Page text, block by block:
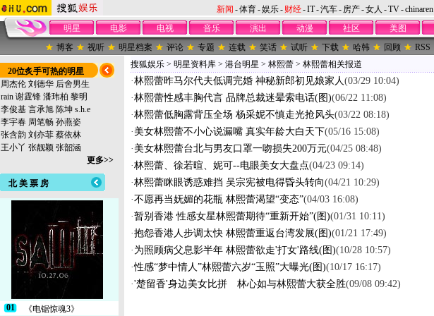
新闻 -体育-娱乐- 财经-IT-汽车- 房产-女人 -TV-chinaren
明星
电影 电视 音乐 演出 动漫 社区 美图
博客
视听 明星档案 评论 专题 连载 笑话 试听 下载 哈韩 回顾 RSS
20位炙手可热的明星
周杰伦 刘德华 后舍男生
rain 谢霆锋 潘玮柏 黎明
李俊基 言承旭 陈坤 s.h.e
李宇春 周笔畅 孙燕姿
张含韵 刘亦菲 蔡依林
王小丫 张靓颖 张韶涵
更多>>
北 美 票 房
01 《电锯惊魂3》
搜狐娱乐 > 明星资料库 > 港台明星 > 林熙蕾 > 林熙蕾相关报道
·林熙蕾昨马尔代夫低调完婚 神秘新郎初见娘家人(03/29 10:04)
·林熙蕾性感丰胸代言 品牌总裁迷晕索电话(图)(06/22 11:08)
·林熙蕾低胸露背压全场 杨采妮不慎走光抢风头(03/22 08:18)
· 美女林熙蕾不小心说漏嘴 真实年龄大白天下(05/16 15:08)
· 美女林熙蕾台北与男友口罩一吻损失200万元(04/25 08:48)
·林熙蕾、徐若暄、妮可--电眼美女大盘点(04/23 09:14)
·林熙蕾眯眼诱惑难挡 吴宗宪被电得昏头转向(04/21 10:29)
·不愿再当妩媚的花瓶 林熙蕾渴望“变态”(04/03 16:08)
·暂别香港 性感女星林熙蕾期待“重新开始”(图)(01/31 10:11)
·抱怨香港人步调太快 林熙蕾重返台湾发展(图)(01/21 17:49)
· 为照顾病父息影半年 林熙蕾欲走'打女'路线(图)(10/28 10:57)
·性感“梦中情人”林熙蕾六岁“玉照”大曝光(图)(10/17 16:17)
·'楚留香'身边美女比拼 林心如与林熙蕾大获全胜(09/08 09:42)